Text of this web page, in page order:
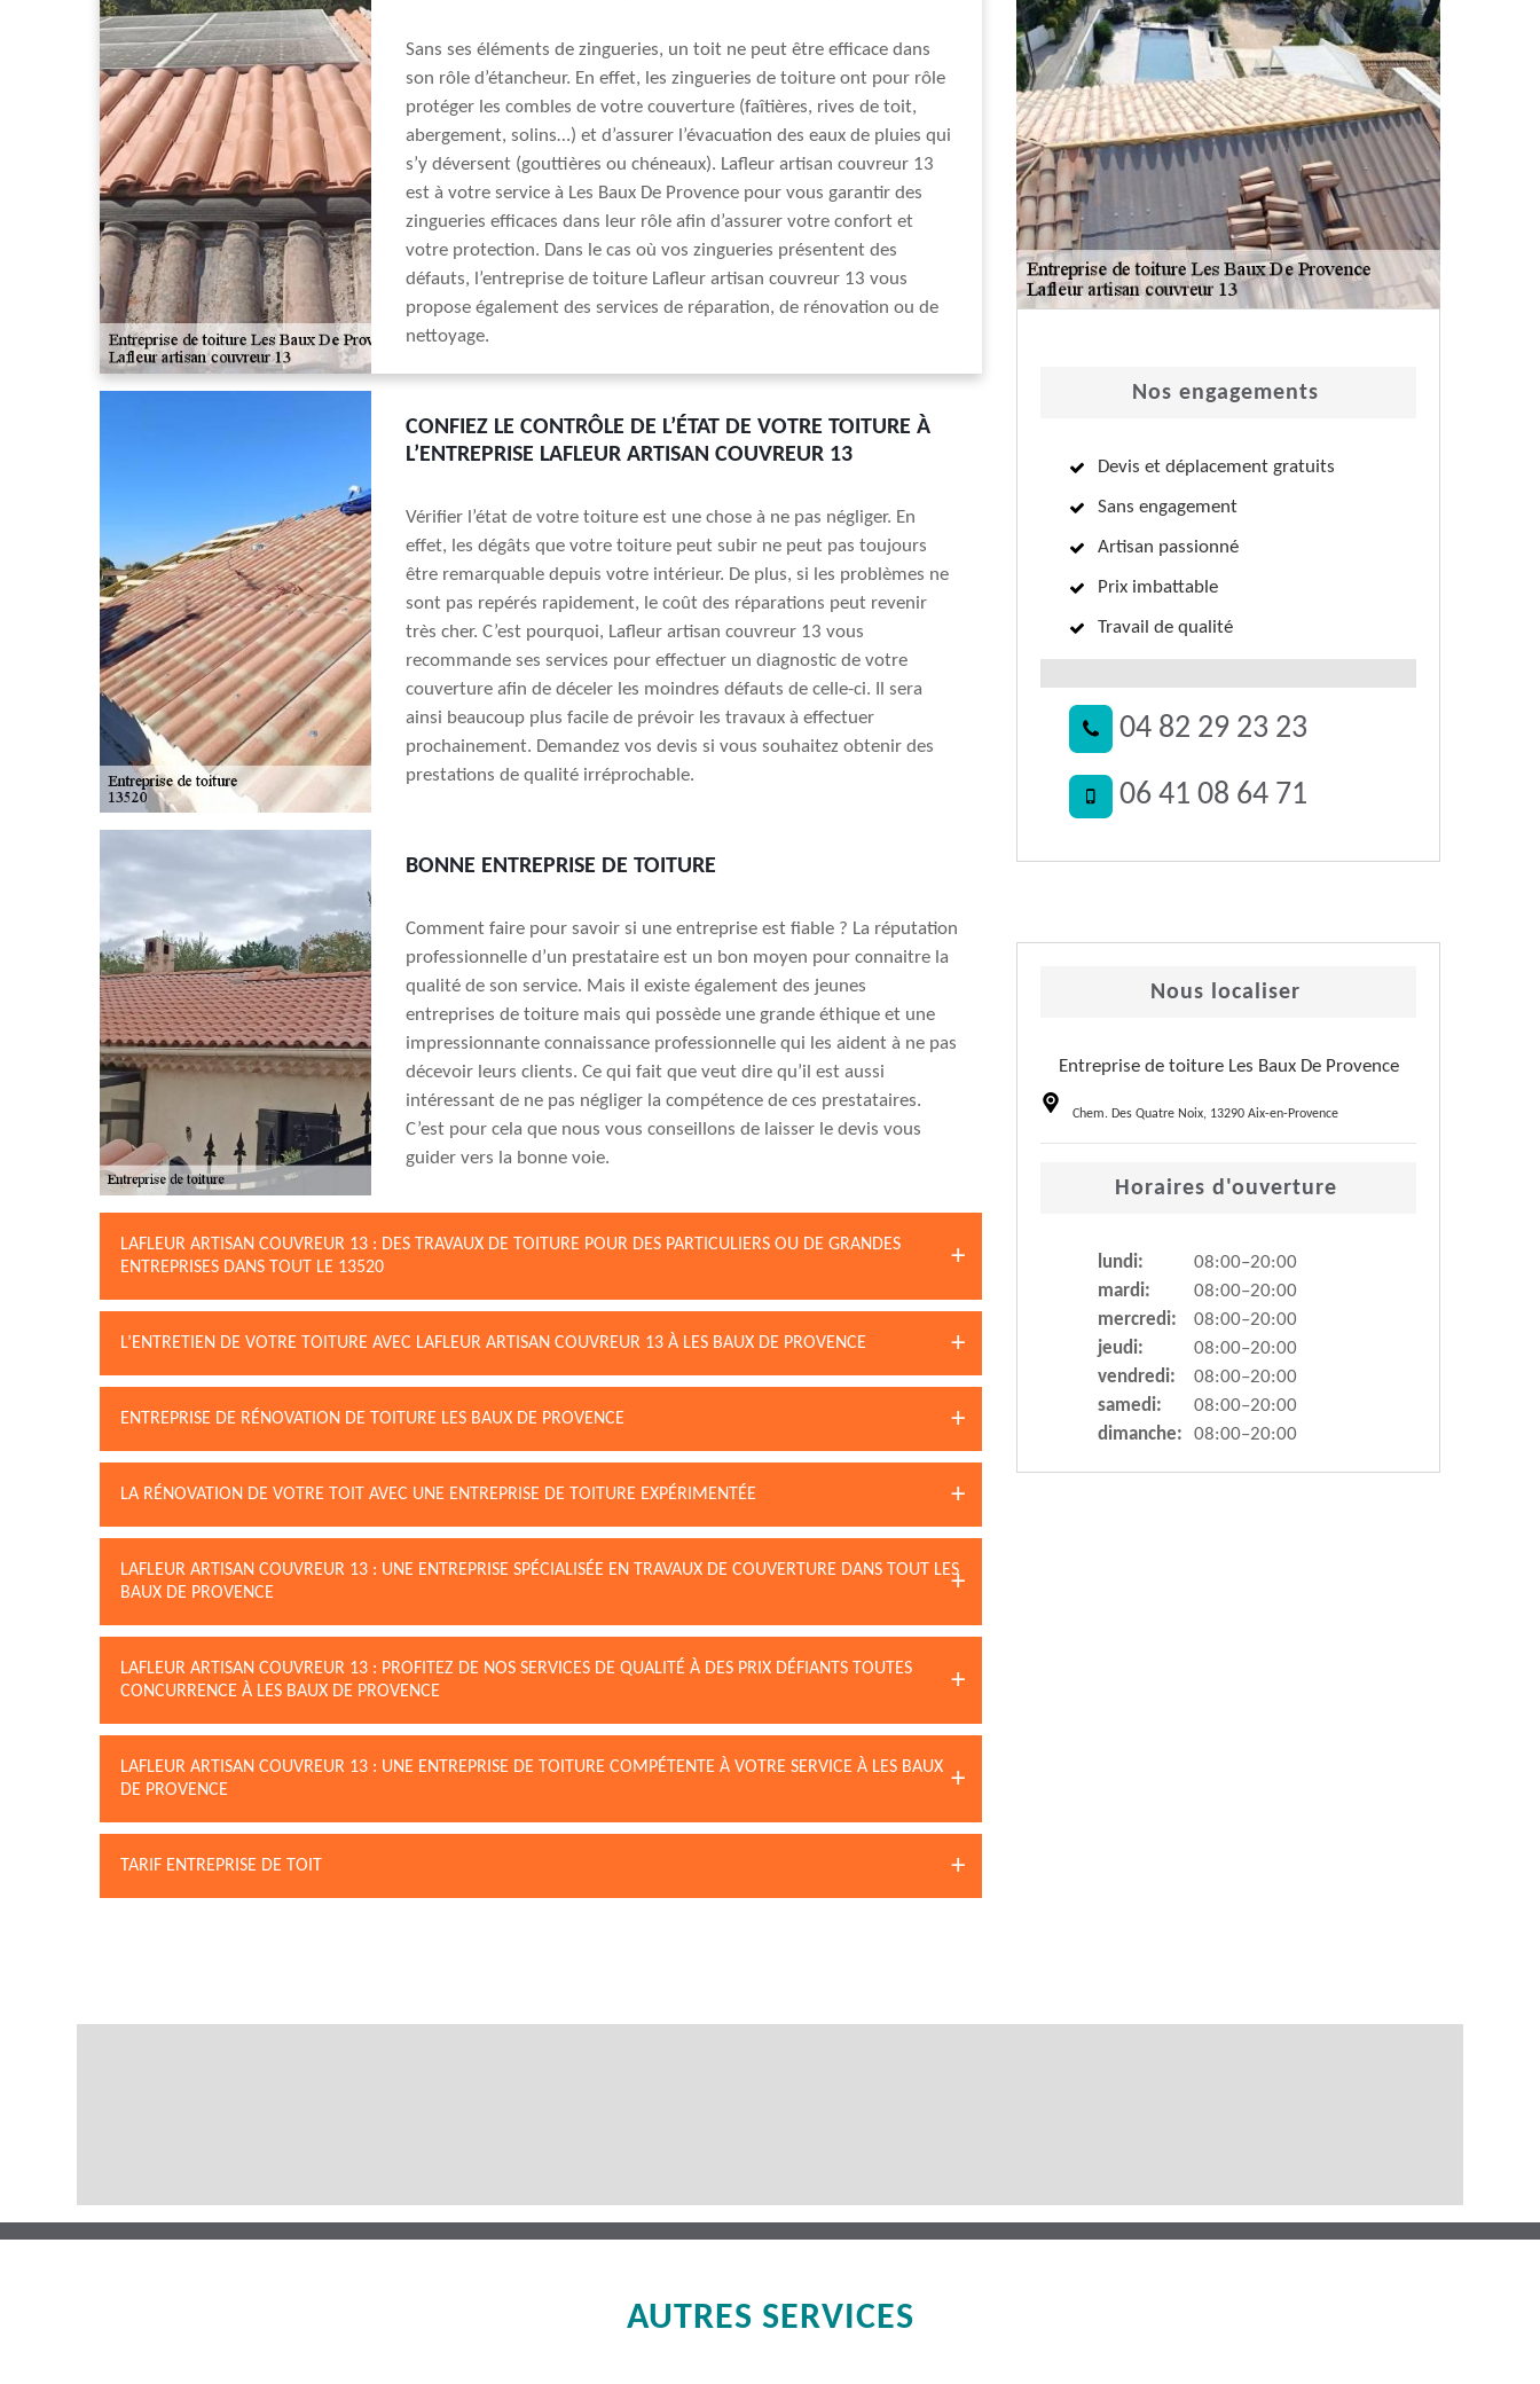
Sans ses éléments de zingueries, un toit ne peut être efficace dans
son rôle d’étancheur. En effet, les zingueries de toiture ont pour rôle
protéger les combles de votre couverture (faîtières, rives de toit,
abergement, solins…) et d’assurer l’évacuation des eaux de pluies qui
s’y déversent (gouttières ou chéneaux). Lafleur artisan couvreur 13
est à votre service à Les Baux De Provence pour vous garantir des
zingueries efficaces dans leur rôle afin d’assurer votre confort et
votre protection. Dans le cas où vos zingueries présentent des
défauts, l’entreprise de toiture Lafleur artisan couvreur 13 vous
propose également des services de réparation, de rénovation ou de
nettoyage.
CONFIEZ LE CONTRÔLE DE L’ÉTAT DE VOTRE TOITURE À
L’ENTREPRISE LAFLEUR ARTISAN COUVREUR 13
Vérifier l’état de votre toiture est une chose à ne pas négliger. En
effet, les dégâts que votre toiture peut subir ne peut pas toujours
être remarquable depuis votre intérieur. De plus, si les problèmes ne
sont pas repérés rapidement, le coût des réparations peut revenir
très cher. C’est pourquoi, Lafleur artisan couvreur 13 vous
recommande ses services pour effectuer un diagnostic de votre
couverture afin de déceler les moindres défauts de celle-ci. Il sera
ainsi beaucoup plus facile de prévoir les travaux à effectuer
prochainement. Demandez vos devis si vous souhaitez obtenir des
prestations de qualité irréprochable.
BONNE ENTREPRISE DE TOITURE
Comment faire pour savoir si une entreprise est fiable ? La réputation
professionnelle d’un prestataire est un bon moyen pour connaitre la
qualité de son service. Mais il existe également des jeunes
entreprises de toiture mais qui possède une grande éthique et une
impressionnante connaissance professionnelle qui les aident à ne pas
décevoir leurs clients. Ce qui fait que veut dire qu’il est aussi
intéressant de ne pas négliger la compétence de ces prestataires.
C’est pour cela que nous vous conseillons de laisser le devis vous
guider vers la bonne voie.
LAFLEUR ARTISAN COUVREUR 13 : DES TRAVAUX DE TOITURE POUR DES PARTICULIERS OU DE GRANDES
ENTREPRISES DANS TOUT LE 13520
L’ENTRETIEN DE VOTRE TOITURE AVEC LAFLEUR ARTISAN COUVREUR 13 À LES BAUX DE PROVENCE
ENTREPRISE DE RÉNOVATION DE TOITURE LES BAUX DE PROVENCE
LA RÉNOVATION DE VOTRE TOIT AVEC UNE ENTREPRISE DE TOITURE EXPÉRIMENTÉE
LAFLEUR ARTISAN COUVREUR 13 : UNE ENTREPRISE SPÉCIALISÉE EN TRAVAUX DE COUVERTURE DANS TOUT LES
BAUX DE PROVENCE
LAFLEUR ARTISAN COUVREUR 13 : PROFITEZ DE NOS SERVICES DE QUALITÉ À DES PRIX DÉFIANTS TOUTES
CONCURRENCE À LES BAUX DE PROVENCE
LAFLEUR ARTISAN COUVREUR 13 : UNE ENTREPRISE DE TOITURE COMPÉTENTE À VOTRE SERVICE À LES BAUX
DE PROVENCE
TARIF ENTREPRISE DE TOIT
Nos engagements
Devis et déplacement gratuits
Sans engagement
Artisan passionné
Prix imbattable
Travail de qualité
04 82 29 23 23
06 41 08 64 71
Nous localiser
Entreprise de toiture Les Baux De Provence
Chem. Des Quatre Noix, 13290 Aix-en-Provence
Horaires d'ouverture
lundi:
08:00–20:00
mardi:
08:00–20:00
mercredi:
08:00–20:00
jeudi:
08:00–20:00
vendredi:
08:00–20:00
samedi:
08:00–20:00
dimanche:
08:00–20:00
AUTRES SERVICES